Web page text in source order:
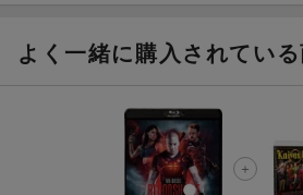
が当たる！
エントリー＆3,000円以上購入で無料
ラン）が当たる！
楽天モバイル紹介キャンペーンの拡散
よく一緒に購入されてい